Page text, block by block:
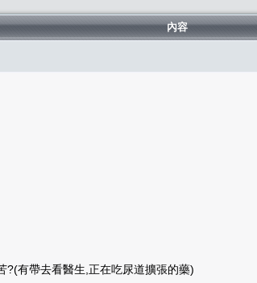
內容
?(有帶去看醫生,正在吃尿道擴張的藥)